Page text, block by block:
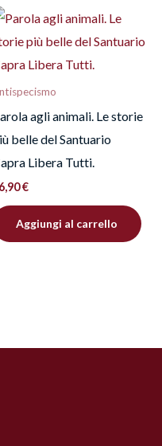
agli animali. Le storie
belle del Santuario
Libera Tutti.
€
Aggiungi al carrello